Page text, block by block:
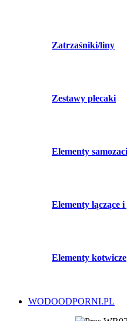
Zatrzaśniki/liny
Zestawy plecaki
Elementy
Elementy łączące
Elementy kotwicze
WODOODPORNI.PL